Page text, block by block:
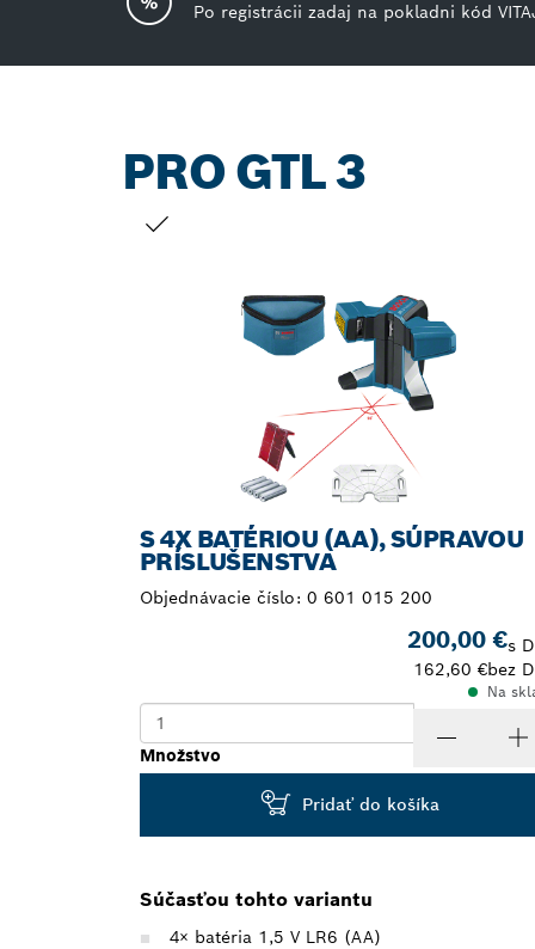
Po registrácii zadaj na pokladni kód
PRO GTL 3
S 4X BATÉRIOU (AA), SÚPRAVOU
PRÍSLUŠENSTVA
Objednávacie číslo: 0 601 015 200
200,00 €s
162,60 €bez
Na
Množstvo
Pridať do košíka
Súčasťou tohto variantu
4× batéria 1,5 V LR6 (AA)